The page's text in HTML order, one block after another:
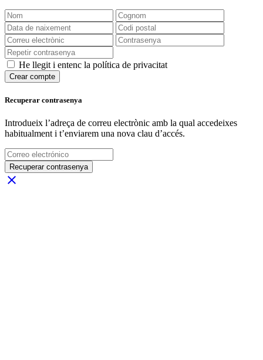
He llegit i entenc la política de privacitat
Crear compte
Recuperar contrasenya
Introdueix l’adreça de correu electrònic amb la qual accedeixes
habitualment i t’enviarem una nova clau d’accés.
Recuperar contrasenya
close